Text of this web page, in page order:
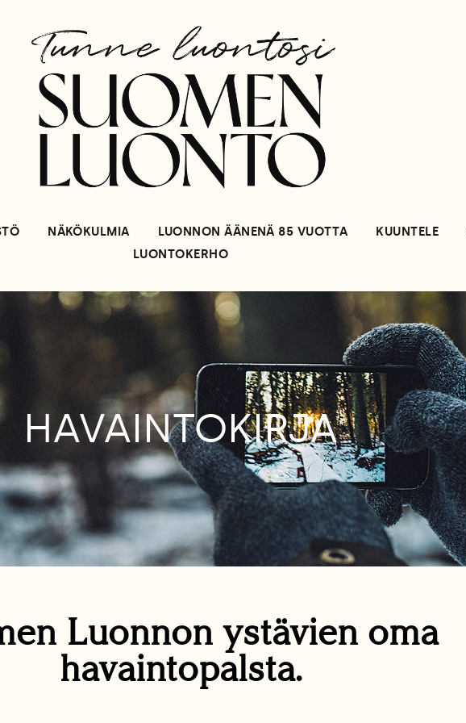
NÄKÖKULMIA LUONNON ÄÄNENÄ 85 VUOTTA KUUNTELE
LUONTOKERHO
HAVAINTOKIRJA
Luonnon ystävien oma
havaintopalsta.